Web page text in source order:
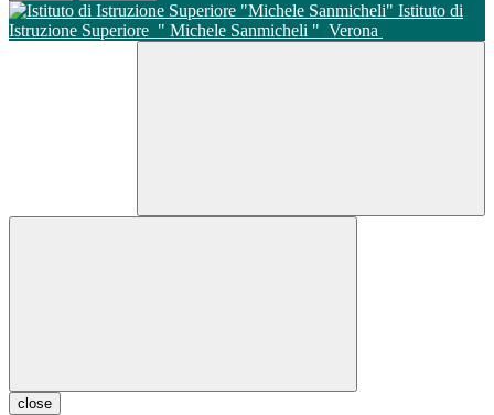
Istituto di
Istruzione Superiore " Michele Sanmicheli " Verona
close